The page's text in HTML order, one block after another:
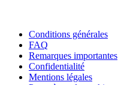
Conditions générales
FAQ
Remarques importantes
Confidentialité
Mentions légales